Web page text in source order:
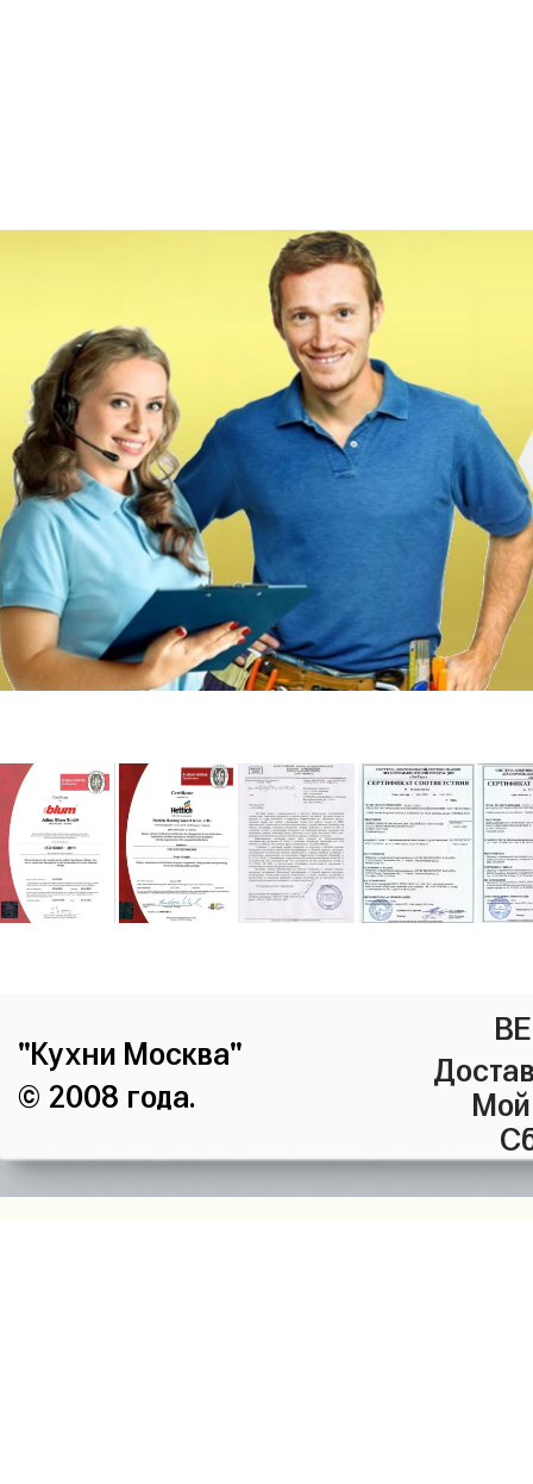
"Кухни Москва"
© 2008 года.